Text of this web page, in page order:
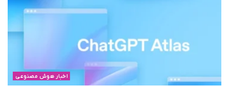
اخبار هوش مصنوعی